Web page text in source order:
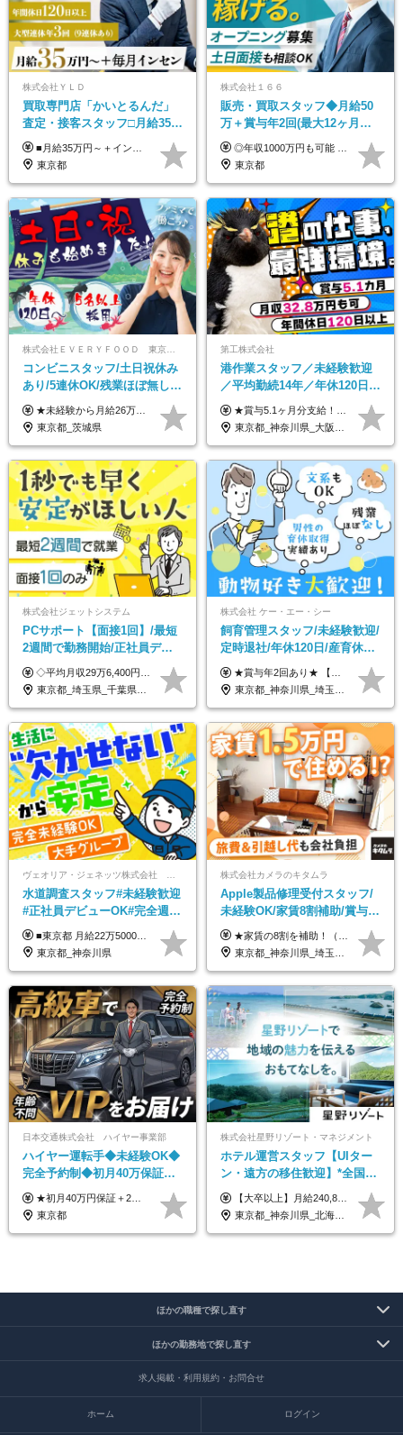
株式会社ＹＬＤ
買取専⾨店「かいとるんだ」
査定・接客スタッフ□⽉給35万
円以上＋毎⽉インセン□年休
120日以上□土日休み
■月給35万円～＋インセンティブ＋各種手当 ※固定残業代（月45時間分87,600円～）を含む。超過した場合は別途残業代を支給いたします ※経験・年齢などを考慮の上、決定します ※試用期間3ヶ月あり（待遇に変動なし）
東京都
株式会社１６６
販売・買取スタッフ◆月給50
万＋賞与年2回(最大12ヶ月分
支給)◆前職給与保証◆年収
1000万可◆オープニング
◎年収1000万円も可能 ◎複雑な条件やノルマは一切なし！ 頑張った分だけシンプルに還元される給与体系です。 経験者の方には「前職給与保証」をお約束します！ ■月給50万円～80万円（役職手当を含む） ★平均月収：60～70万円程度 ★「〇件以上で支給」といった複雑な条件やノルマの縛りは一切ありません。 お客様に寄り添い、利益が出た分はしっかりとあなたの給与へ還元します！ ※経験・能力を考慮のうえ決定します。 ※試用期間3ヶ月あり。その間の待遇・給与に差異はありません。 ※上記の金額は固定残業代（20時間/5万円～）含んだ金額です。 超過分は別途記載します。
東京都
株式会社ＥＶＥＲＹＦＯＯＤ 東京本社
コンビニスタッフ/土日祝休み
あり/5連休OK/残業ほぼ無し/
賞与年2回/トイレ掃除・夜勤
無し/面接1回
★未経験から月給26万円スタート！ ★毎年1回（12月）の昇給＋賞与（年2回）で給与にしっかり反映！ 月給26万円＋賞与年2回＋交通費全額支給 ※リーダー・店長昇格後は基本給2万円UP＋役職手当支給 ※経験・スキルを考慮の上、決定します ※上記金額には固定残業代（21時間分・3万7300円以上）を含みます。超過分は別途全額支給します ※試用期間3ヶ月間あり（期間中の給与・待遇に差異はありません）
東京都_茨城県
第工株式会社
港作業スタッフ／未経験歓迎
／平均勤続14年／年休120日以
上／食事手当・家族手当あり
／賞与5.1ヶ月分
★賞与5.1ヶ月分支給！ ★入社3年目・30代で年収730万円の先輩も活躍中！ ★入社1年目・20代で月収29万円の実績あり 月給：22.5万円～30.5万円＋各種手当＋賞与年2回＋残業代全額支給 ※経験・能力などを考慮のうえ決定します ※上記月給には食事手当(5000円／月）を含みます ※残業代は分単位で100％支給いたします ※試用期間3ヶ月。その間の給与・待遇に差異はありません 【月収例】 ◆33.5万円／31歳 入社7か月 ◆38.5万円／32歳 入社1年目 ◆48.4万円／44歳 入社12年目 ※経験・能力などを考慮のうえ決定 ※月収・給与例には休日手当も含みます 【手当詳細】 ◆交通費規定支給（上限3万5000円／月） ◆時間外手当全額支給 ◆休日出勤手当 ◆港湾住宅あり（1R・2万円台～） ◆資格取得支援制度：全額負担 ◆地域手当：関東地区1万円／月
東京都_神奈川県_大阪府_愛知県_兵庫県
株式会社ジェットシステム
PCサポート【面接1回】/最短
2週間で勤務開始/正社員デビ
ュー歓迎/未経験9割以上/社員
寮・住宅手当あり
◇平均月収29万6,400円(各種手当含む) ◇住宅手当⇒最大家賃の半額支給 ◇賞与年2回支給 ■月給22万5,000円以上＋地域手当＋時間外手当＋住宅手当＋家族手当 ※経験やスキルに応じて給与を決定します ※試用期間2ヶ月あり（期間内は時給1,060円以上となります） └地域により上がる可能性があり／例：東京都時給1,370円 └その他待遇に差異なし ＜モデル月収例＞ 1年目：296,400円 3年目：320,000円 【固定残業代について】 なし（残業代は、実際の労働時間に応じて別途全額支給）
東京都_埼玉県_千葉県_愛知県_北海道_群馬県_長野県_富山県_石川県_静岡県_香川県_高知県_熊本県_長崎県_沖縄県
株式会社 ケー・エー・シー
飼育管理スタッフ/未経験歓迎/
定時退社/年休120日/産育休実
績あり/連休取得OK/賞与年2
回/急募求人
★賞与年2回あり★ 【未経験の方】月給20万7,750円～＋賞与年2回＋残業代全額支給＋交通費支給 【生物系大卒の方】月給21万3,750円～＋賞与年2回＋残業代全額支給＋交通費支給 ★手当が充実★ ・資格手当（実験動物技術者2級：月3,000円、1級：月7,000円） ・家族手当 ・住宅費用補助（転居を伴う転勤の場合：最大5年間支給） ・残業代全額支給 ※入社5年目程度で賞与4.6ヶ月分の支給実績あり ※月給の金額は、能力やスキルを考慮して決定します ※試用期間6ヶ月あり（雇用形態・給与・待遇に差異なし）
東京都_神奈川県_埼玉県_大阪府_愛知県_茨城県_三重県_京都府_佐賀県
水道調査スタッフ#未経験歓迎
#正社員デビューOK#完全週休
2日制#年休125日#資格取得支
援有#社員数千人以上
■東京都 月給22万5000円（東京地域手当3万円含）～25万円＋残業代全額支給＋各種手当 ■神奈川県 月給19万5000円～24万円＋残業代全額支給＋各種手当 ※年齢・経験を考慮し決定 ※試用期間3ヶ月（期間中の給与・待遇に差異はありません） ◆通勤手当あり（全額支給） ◆昇給年1回、賞与年2回。世界最大級の環境企業グループならではの安定した給与体系です。
東京都_神奈川県
株式会社カメラのキタムラ
Apple製品修理受付スタッフ/
未経験OK/家賃8割補助/賞与年
2回/残業月平均4.7h/最大7連休
OK
★家賃の8割を補助！（限度額は地域により異なる） ※転勤による引っ越しが発生する場合 ＝＝＝＝＝＝＝＝＝＝＝＝＝＝＝＝＝＝＝＝＝＝＝ 例えば、家賃7.5万円なら6万円は会社で負担。 あなたが支払うのは、たったの1.5万円です！ 年間では自己負担額が約72万ほどお得になります！ ＝＝＝＝＝＝＝＝＝＝＝＝＝＝＝＝＝＝＝＝＝＝＝ 月給22万8,700円～26万3,100円＋賞与年2回（初回の支給は当社規定による）＋残業手当 ＜実際の給与例＞ *24歳:月給23万4,700円＋賞与年2回（初回の支給は当社規定による）＋残業手当＋諸手当 ※上記はあくまで参考月給です。ご経歴・年齢を考慮し、当社規定により決定します ※評価により昇給あり ※残業代は別途支給あり ※試用期間2ヶ月あり（期間中の給与・待遇に差異はありません） 【実在する社員の年収モデル】 年収530万円（30歳） 年収820万円（40歳） 【入社時の想定年収】 330万円～900万円
東京都_神奈川県_埼玉県_千葉県_大阪府_愛知県_北海道_岩手県_宮城県_秋田県_福島県_茨城県_栃木県_富山県_石川県_福井県_静岡県_岐阜県_三重県_兵庫県_京都府_滋賀県_奈良県_広島県_岡山県_徳島県_香川県_愛媛県_高知県_福岡県_熊本県_佐賀県_長崎県_大分県_宮崎県_沖縄県
日本交通株式会社 ハイヤー事業部
ハイヤー運転手◆未経験OK◆
完全予約制◆初月40万保証◆
平均年収600万◆約4ヶ月研修
あり◆運転は1日4hほど
★初月40万円保証＋2～6ヶ月目35万円保証 ★平均年収600万円 月給236,000円（一律手当含む）＋運転手当（運転した時間に応じて支給）＋残業代＋賞与年2回 ※基礎研修期間（10日間）は日給1万円を支給します ※試用期間中（3ヶ月）の給与・待遇に差異はありません ※残業代は全額支給します
東京都
株式会社星野リゾート・マネジメント
ホテル運営スタッフ【UIター
ン・遠方の移住歓迎】*全国募
集*週休3日/年休161日可*未経
験OK*新規開業あり
【大卒以上】月給240,800円以上+賞与2回+各種手当 【短大・専門学校卒】月給204,400円以上+賞与2回+各種手当 【上記以外】月給187,000円以上+賞与2回+各種手当 ※経験、資格、能力等を考慮の上、決定いたします ※残業代全額支給 ※試用期間3ヶ月（条件変更なし）
東京都_神奈川県_北海道_青森県_山形県_福島県_栃木県_群馬県_山梨県_長野県_石川県_静岡県_岐阜県_京都府_広島県_島根県_山口県_高知県_長崎県_大分県_鹿児島県_沖縄県
ほかの職種で探し直す
ほかの勤務地で探し直す
求人掲載・利用規約・お問合せ
ホーム ログイン